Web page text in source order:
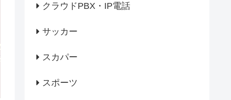
クラウドPBX・IP電話
サッカー
スカパー
スポーツ